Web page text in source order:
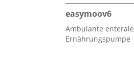
easymoov6
Ambulante enterale
Ernährungspumpe